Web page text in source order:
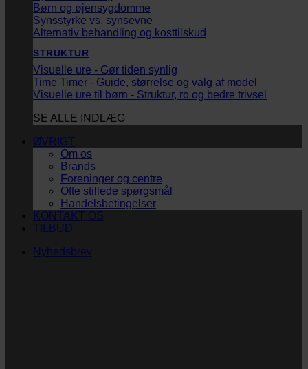
Børn og øjensygdomme
Synsstyrke vs. synsevne
Alternativ behandling og kosttilskud
STRUKTUR
Visuelle ure - Gør tiden synlig
Time Timer - Guide, størrelse og valg af model
Visuelle ure til børn - Struktur, ro og bedre trivsel
SE ALLE INDLÆG
ØVRIGT
Om os
Brands
Foreninger og centre
Ofte stillede spørgsmål
Handelsbetingelser
KONTAKT OS
TILBUD
Nyhedsbrev